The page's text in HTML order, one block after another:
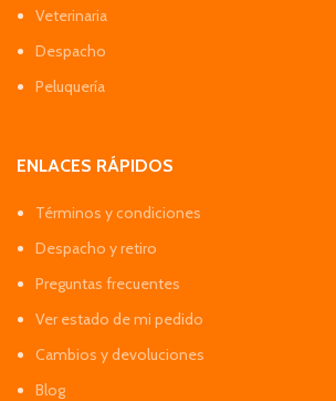
Veterinaria
Despacho
Peluquería
ENLACES RÁPIDOS
Términos y condiciones
Despacho y retiro
Preguntas frecuentes
Ver estado de mi pedido
Cambios y devoluciones
Blog